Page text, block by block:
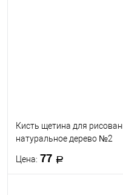
Кисть щетина для
натуральное дерево №2
Цена: 77